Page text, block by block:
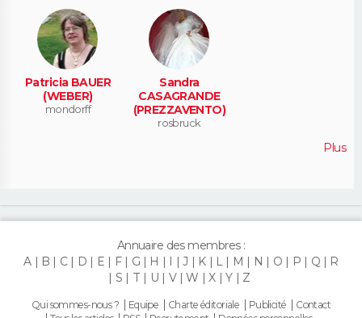
Patricia BAUER
(WEBER)
mondorff
Sandra
CASAGRANDE
(PREZZAVENTO)
rosbruck
Plus
Annuaire des membres :
A
B C D E F G H J K L M N O P Q
R
S
T U V W X Y Z
Qui sommes-nous ? Equipe Charte éditoriale Publicité
Contact